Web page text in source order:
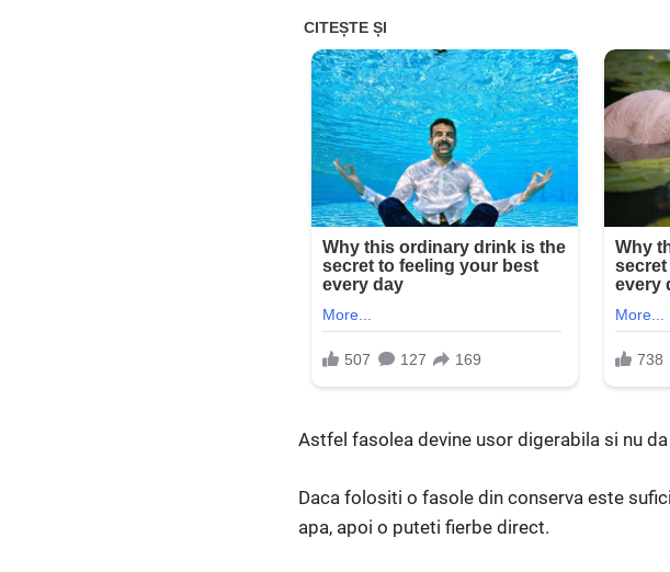
Astfel fasolea devine usor digerabila si nu
Daca folositi o fasole din conserva este
apa, apoi o puteti fierbe direct.